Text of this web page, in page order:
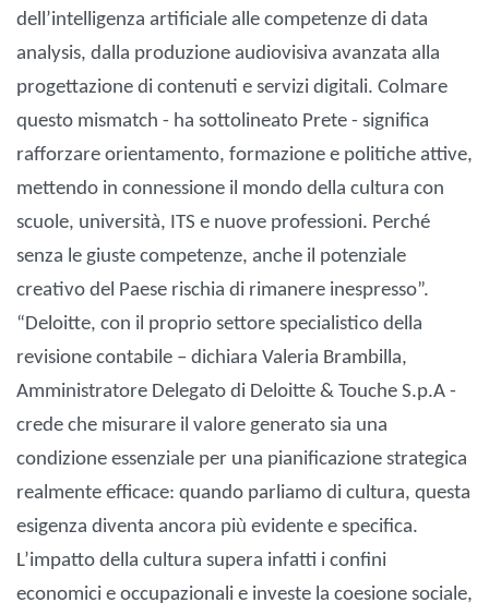
dell’intelligenza artificiale alle competenze di data
analysis, dalla produzione audiovisiva avanzata alla
progettazione di contenuti e servizi digitali. Colmare
questo mismatch - ha sottolineato Prete - significa
rafforzare orientamento, formazione e politiche attive,
mettendo in connessione il mondo della cultura con
scuole, università, ITS e nuove professioni. Perché
senza le giuste competenze, anche il potenziale
creativo del Paese rischia di rimanere inespresso”.
“Deloitte, con il proprio settore specialistico della
revisione contabile – dichiara Valeria Brambilla,
Amministratore Delegato di Deloitte & Touche S.p.A -
crede che misurare il valore generato sia una
condizione essenziale per una pianificazione strategica
realmente efficace: quando parliamo di cultura, questa
esigenza diventa ancora più evidente e specifica.
L’impatto della cultura supera infatti i confini
economici e occupazionali e investe la coesione sociale,